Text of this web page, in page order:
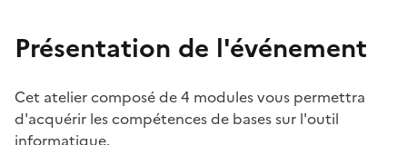
Présentation de l'événement
Cet atelier composé de 4 modules vous permettra
d'acquérir les compétences de bases sur l'outil
informatique.